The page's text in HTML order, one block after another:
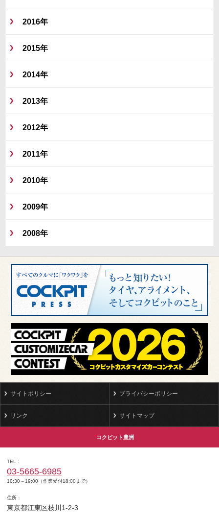
2016年
2015年
2014年
2013年
2012年
2011年
2010年
2009年
2008年
サイトポリシー プライバシーポリシー
リンク サイトマップ
コクピット豊洲
TEL
03-5665-6985
10:30～19:00（作業受付18:00まで）
住所
東京都江東区枝川1-2-3